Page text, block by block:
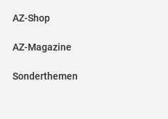
AZ-Shop
AZ-Magazine
Sonderthemen